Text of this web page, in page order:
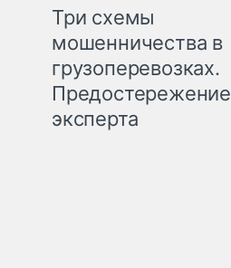
Три схемы
мошенничества в
грузоперевозках.
Предостережение
эксперта